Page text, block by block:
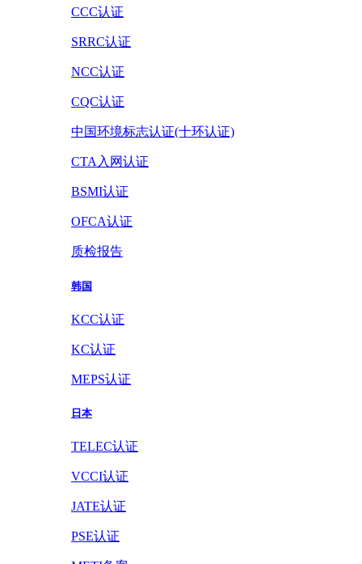
CCC认证
SRRC认证
NCC认证
CQC认证
中国环境标志认证(十环认证)
CTA入网认证
BSMI认证
OFCA认证
质检报告
韩国
KCC认证
KC认证
MEPS认证
日本
TELEC认证
VCCI认证
JATE认证
PSE认证